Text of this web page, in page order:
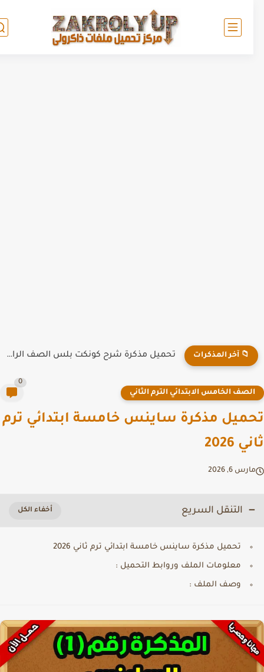
📁 آخر المذكرات تحميل مذكرة شرح كونكت بلس الصف الرابع الابتدائي الترم الاول...
الخامس الابتدائي الترم الثاني
مذكرة ساينس خامسة ابتدائي ترم
2026
6, 2026
التنقل السريع
تحميل مذكرة ساينس خامسة ابتدائي ترم ثاني 2026
معلومات الملف وروابط التحميل :
وصف الملف :